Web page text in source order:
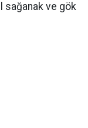
sağanak ve gök